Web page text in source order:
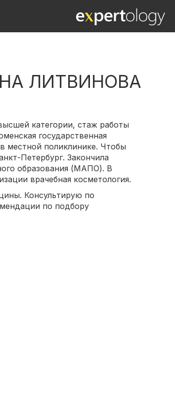
ЛИТВИНОВА
категории, стаж работы
государственная
местной поликлинике. Чтобы
Петербург. Закончила
образования (МАПО). В
врачебная косметология.
Консультирую по
по подбору